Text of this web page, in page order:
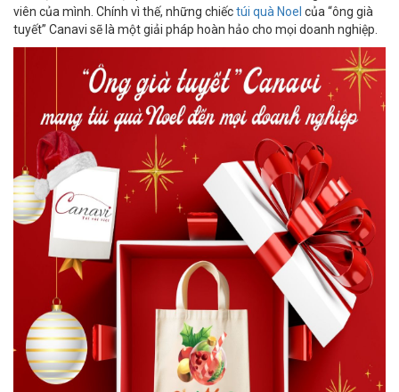
viên của mình. Chính vì thế, những chiếctúi quà Noel của “ông già
tuyết” Canavi sẽ là một giải pháp hoàn hảo cho mọi doanh nghiệp.